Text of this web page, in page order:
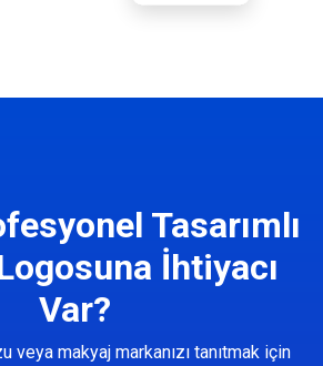
Tasarımlı
İhtiyacı
Var?
veya makyaj markanızı tanıtmak için